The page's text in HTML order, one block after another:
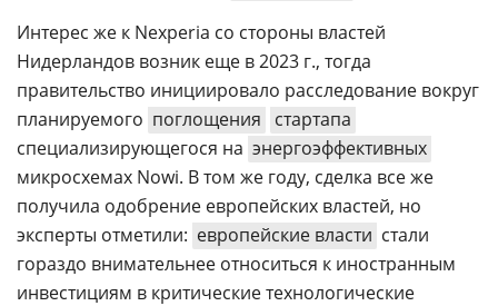
Интерес же к Nexperia со стороны властей
Нидерландов возник еще в 2023 г., тогда
правительство инициировало расследование вокруг
планируемого поглощения
стартапа
специализирующегося на энергоэффективных
микросхемах Nowi. В том же году, сделка все же
получила одобрение европейских властей, но
эксперты отметили: европейские власти стали
гораздо внимательнее относиться к иностранным
инвестициям в критические технологические